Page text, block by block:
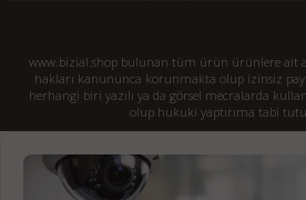
www.bizial.shop bulunan tüm ürün ürünlere ait
hakları kanununca korunmakta olup izinsiz
herhangi biri yazılı ya da görsel mecralarda
olup hukuki yaptırıma tabi